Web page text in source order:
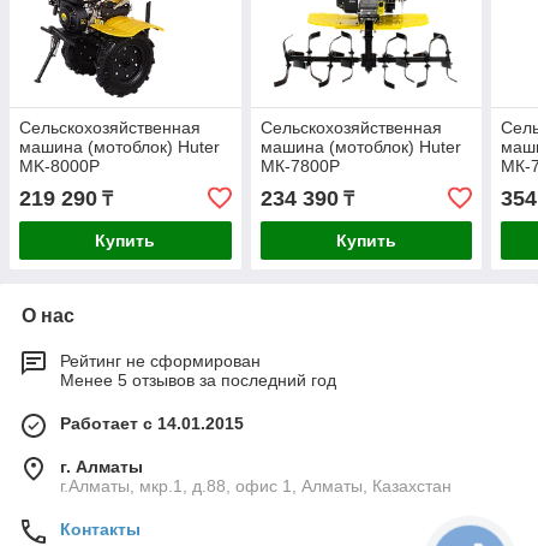
Сельскохозяйственная
машина (мотоблок) Huter
MK-8000P
219 290 ₸
Купить
Сельскохозяйственная
машина (мотоблок) Huter
МК-7800P
234 390₸
Купить
МК-
О нас
Рейтинг не сформирован
Менее 5 отзывов за последний год
Работает с 14.01.2015
г. Алматы
г.Алматы, мкр.1, д.88, офис 1, Алматы, Казахстан
Контакты